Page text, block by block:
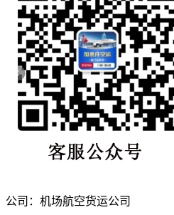
公司：机场航空货运公司